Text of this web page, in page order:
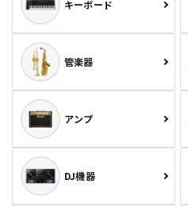
キーボード
管楽器
アンプ
DJ機器